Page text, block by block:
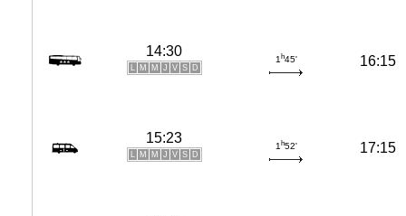
14:30
L M M J V S D
1 h45' 16:15
15:23
L M M J V S D
1 h52' 17:15